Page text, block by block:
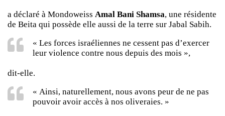
a déclaré à Mondoweiss Amal Bani Shamsa, une résidente
de Beita qui possède elle aussi de la terre sur Jabal Sabih.
« Les forces israéliennes ne cessent pas d’exercer
leur violence contre nous depuis des mois »,
dit-elle.
« Ainsi, naturellement, nous avons peur de ne pas
pouvoir avoir accès à nos oliveraies. »